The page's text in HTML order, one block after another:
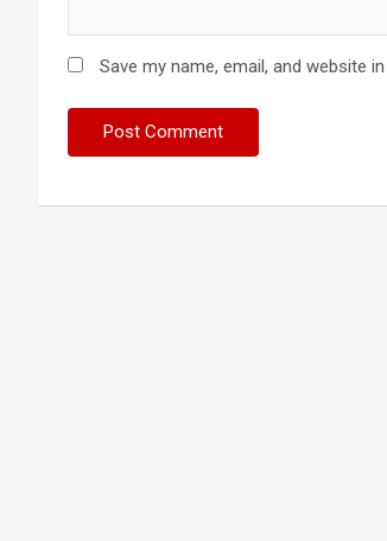
Save my name, email, and website